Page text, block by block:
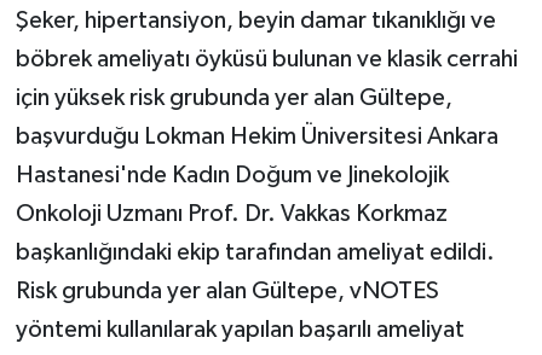
Şeker, hipertansiyon, beyin damar tıkanıklığı ve
böbrek ameliyatı öyküsü bulunan ve klasik cerrahi
için yüksek risk grubunda yer alan Gültepe,
başvurduğu Lokman Hekim Üniversitesi Ankara
Hastanesi'nde Kadın Doğum ve Jinekolojik
Onkoloji Uzmanı Prof. Dr. Vakkas Korkmaz
başkanlığındaki ekip tarafından ameliyat edildi.
Risk grubunda yer alan Gültepe, vNOTES
yöntemi kullanılarak yapılan başarılı ameliyat